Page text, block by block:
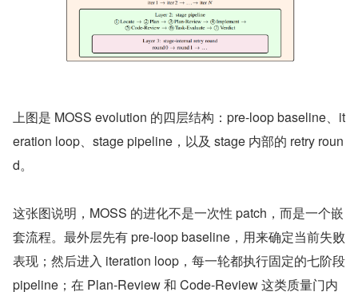
上图是 MOSS evolution 的四层结构：pre-loop baseline、it
eration loop、stage pipeline，以及 stage 内部的 retry roun
d。
这张图说明，MOSS 的进化不是一次性 patch，而是一个嵌
套流程。最外层先有 pre-loop baseline，用来确定当前失败
表现；然后进入 iteration loop，每一轮都执行固定的七阶段
pipeline；在 Plan-Review 和 Code-Review 这类质量门内